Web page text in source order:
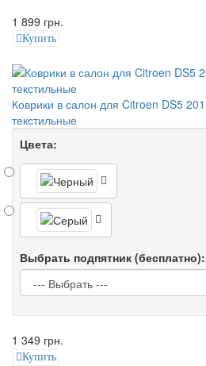
1 899 грн.
Купить
Коврики в салон для Citroen DS5
текстильные
Цвета:
Выбрать подпятник (бесплатно):
1 349 грн.
Купить